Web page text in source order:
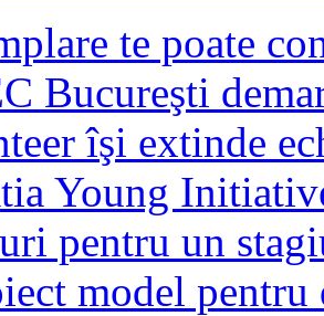
te poate
Bucureşti
îşi extinde
Young
pentru un
model